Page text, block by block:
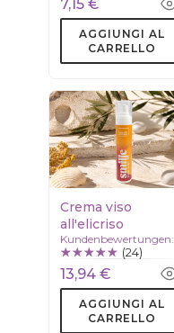
7,15 €
AGGIUNGI AL
CARRELLO
Crema viso
all'elicriso
Kundenbewertungen:
(24)
13,94 €
AGGIUNGI AL
CARRELLO